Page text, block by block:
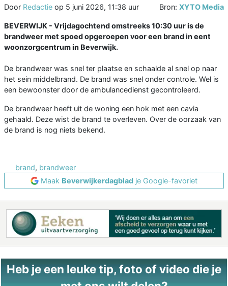
Door Redactie op 5 juni 2026, 11:38 uur Bron: XYTO Media
BEVERWIJK - Vrijdagochtend omstreeks 10:30 uur is de
brandweer met spoed opgeroepen voor een brand in eent
woonzorgcentrum in Beverwijk.
De brandweer was snel ter plaatse en schaalde al snel op naar
het sein middelbrand. De brand was snel onder controle. Wel is
een bewoonster door de ambulancedienst gecontroleerd.
De brandweer heeft uit de woning een hok met een cavia
gehaald. Deze wist de brand te overleven. Over de oorzaak van
de brand is nog niets bekend.
brand, brandweer
Maak Beverwijkerdagblad je Google-favoriet
Heb je een leuke tip, foto of video die je